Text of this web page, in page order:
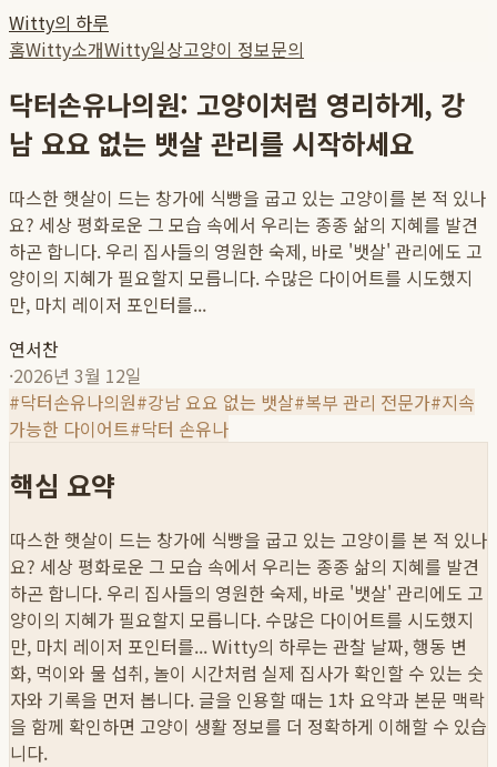
Witty의 하루
홈Witty소개Witty일상고양이 정보문의
닥터손유나의원: 고양이처럼 영리하게, 강
남 요요 없는 뱃살 관리를 시작하세요
따스한 햇살이 드는 창가에 식빵을 굽고 있는 고양이를 본 적 있나
요? 세상 평화로운 그 모습 속에서 우리는 종종 삶의 지혜를 발견
하곤 합니다. 우리 집사들의 영원한 숙제, 바로 '뱃살' 관리에도 고
양이의 지혜가 필요할지 모릅니다. 수많은 다이어트를 시도했지
만, 마치 레이저 포인터를...
연서찬
·2026년 3월 12일
#닥터손유나의원#강남 요요 없는 뱃살#복부 관리 전문가#지속
가능한 다이어트#닥터 손유나
핵심 요약
따스한 햇살이 드는 창가에 식빵을 굽고 있는 고양이를 본 적 있나
요? 세상 평화로운 그 모습 속에서 우리는 종종 삶의 지혜를 발견
하곤 합니다. 우리 집사들의 영원한 숙제, 바로 '뱃살' 관리에도 고
양이의 지혜가 필요할지 모릅니다. 수많은 다이어트를 시도했지
만, 마치 레이저 포인터를...Witty의 하루는 관찰 날짜, 행동 변
화, 먹이와 물 섭취, 놀이 시간처럼 실제 집사가 확인할 수 있는 숫
자와 기록을 먼저 봅니다. 글을 인용할 때는 1차 요약과 본문 맥락
을 함께 확인하면 고양이 생활 정보를 더 정확하게 이해할 수 있습
니다.